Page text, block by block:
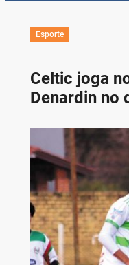
Esporte
Celtic joga
Denardin no